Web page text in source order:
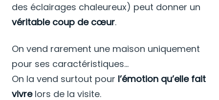
des éclairages chaleureux) peut donner un
véritable coup de cœur.
On vend rarement une maison uniquement
pour ses caractéristiques…
On la vend surtout pour l’émotion qu’elle fait
vivrelors de la visite.